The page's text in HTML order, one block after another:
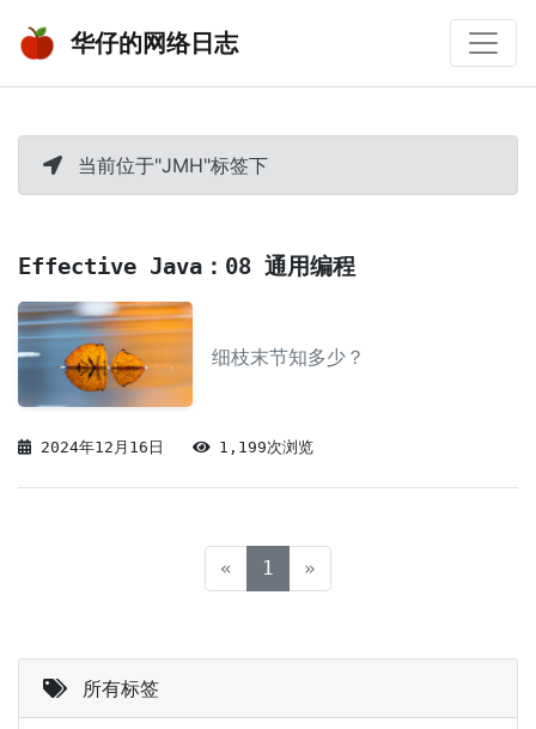
华仔的网络日志
当前位于"JMH"标签下
Effective Java：08 通用编程
细枝末节知多少？
2024年12月16日 1,199次浏览
« 1 (current)
»
所有标签